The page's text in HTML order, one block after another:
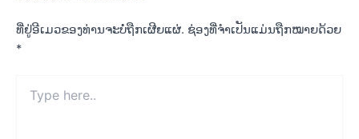
ທີ່ຢູ່ອີເມວຂອງທ່ານຈະບໍ່ຖືກເຜີຍແຜ່. ຊ່ອງທີ່ຈຳເປັນແມ່ນຖືກໝາຍດ້ວຍ
*
here..